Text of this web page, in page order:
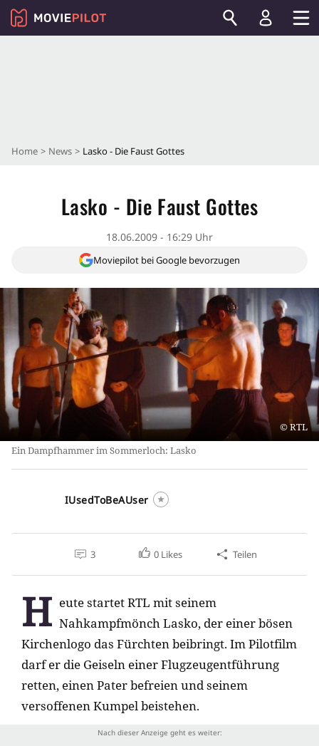
Home News Lasko - Die Faust Gottes
Lasko - Die Faust Gottes
18.06.2009 - 16:29 Uhr
Moviepilot bei Google bevorzugen
RTL
Ein Dampfhammer im Sommerloch: Lasko
IUsedToBeAUser
3 0 Likes Teilen
H eute startet RTL mit seinem
Nahkampfmönch Lasko, der einer bösen
Kirchenlogo das Fürchten beibringt. Im Pilotfilm
darf er die Geiseln einer Flugzeugentführung
retten, einen Pater befreien und seinem
versoffenen Kumpel beistehen.